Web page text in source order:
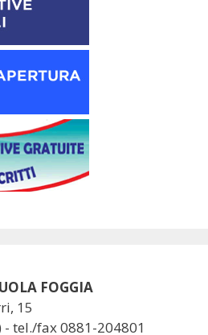
FOGGIA
15
- tel./fax 0881-204801